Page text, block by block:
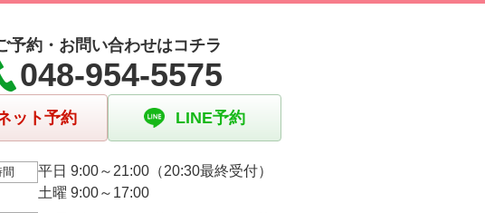
予約・お問い合わせはコチラ
048-954-5575
ット予約 LINE予約
平日 9:00～21:00（20:30最終受付）
土曜 9:00～17:00